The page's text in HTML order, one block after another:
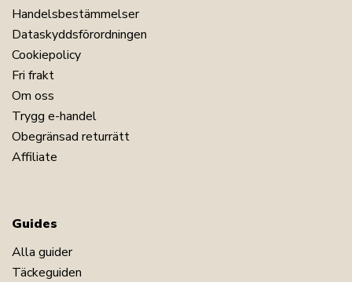
Handelsbestämmelser
Dataskyddsförordningen
Cookiepolicy
Fri frakt
Om oss
Trygg e-handel
Obegränsad returrätt
Affiliate
Guides
Alla guider
Täckeguiden